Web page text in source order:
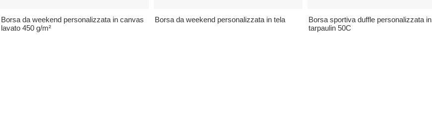
Borsa da weekend personalizzata in canvas
lavato 450 g/m²
Borsa da weekend personalizzata in tela
Borsa sportiva duffle personalizzata in
tarpaulin 50C